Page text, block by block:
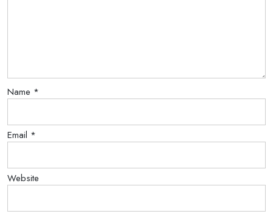
Name *
Email *
Website